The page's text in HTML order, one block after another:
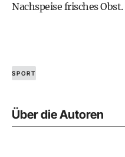
Nachspeise frisches Obst.
SPORT
Über die Autoren